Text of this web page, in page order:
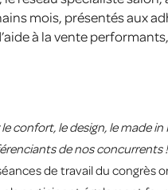
mois, présentés aux
à la vente
confort, le design, le made in
de nos concurrents
de travail du congrès